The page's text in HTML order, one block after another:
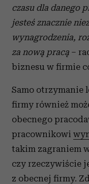
czasu dla danego
jesteś znacznie
wynagrodzenia,
za nową pracą –
biznesu w firmie
Samo otrzymanie
firmy również
obecnego
pracownikowi
takim zagraniem
czy rzeczywiście
z obecnej firmy.